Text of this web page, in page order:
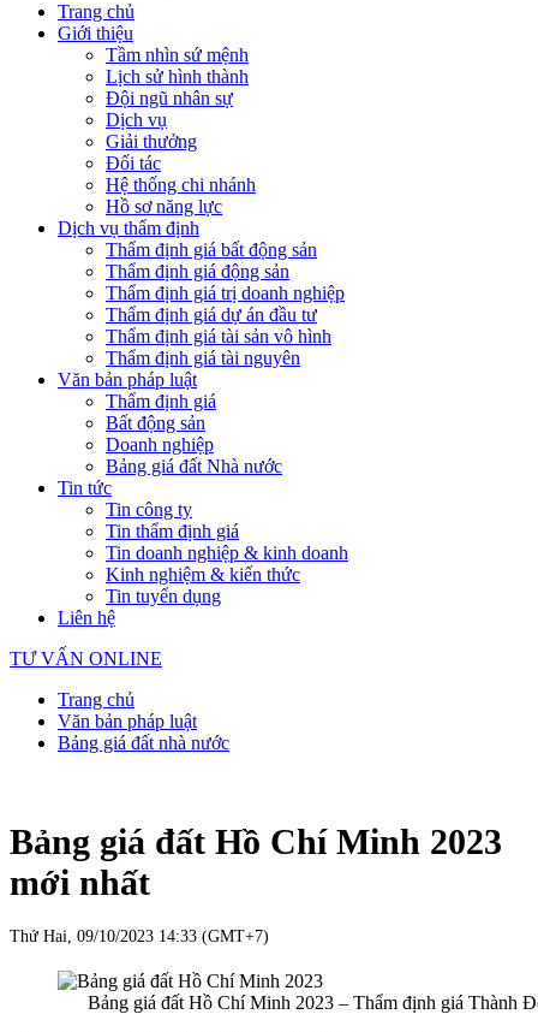
Trang chủ
Giới thiệu
Tầm nhìn sứ mệnh
Lịch sử hình thành
Đội ngũ nhân sự
Dịch vụ
Giải thưởng
Đối tác
Hệ thống chi nhánh
Hồ sơ năng lực
Dịch vụ thẩm định
Thẩm định giá bất động sản
Thẩm định giá động sản
Thẩm định giá trị doanh nghiệp
Thẩm định giá dự án đầu tư
Thẩm định giá tài sản vô hình
Thẩm định giá tài nguyên
Văn bản pháp luật
Thẩm định giá
Bất động sản
Doanh nghiệp
Bảng giá đất Nhà nước
Tin tức
Tin công ty
Tin thẩm định giá
Tin doanh nghiệp & kinh doanh
Kinh nghiệm & kiến thức
Tin tuyển dụng
Liên hệ
TƯ VẤN ONLINE
Trang chủ
Văn bản pháp luật
Bảng giá đất nhà nước
Bảng giá đất Hồ Chí Minh 2023
mới nhất
Thứ Hai, 09/10/2023 14:33 (GMT+7)
Bảng giá đất Hồ Chí Minh 2023 – Thẩm định giá Thành